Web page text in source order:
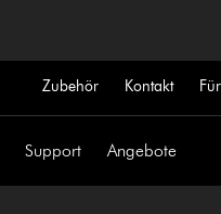
Zubehör Kontakt
Support Angebote